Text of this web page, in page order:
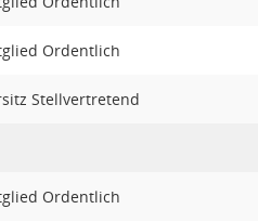
Ordentlich
Stellvertretend
Ordentlich